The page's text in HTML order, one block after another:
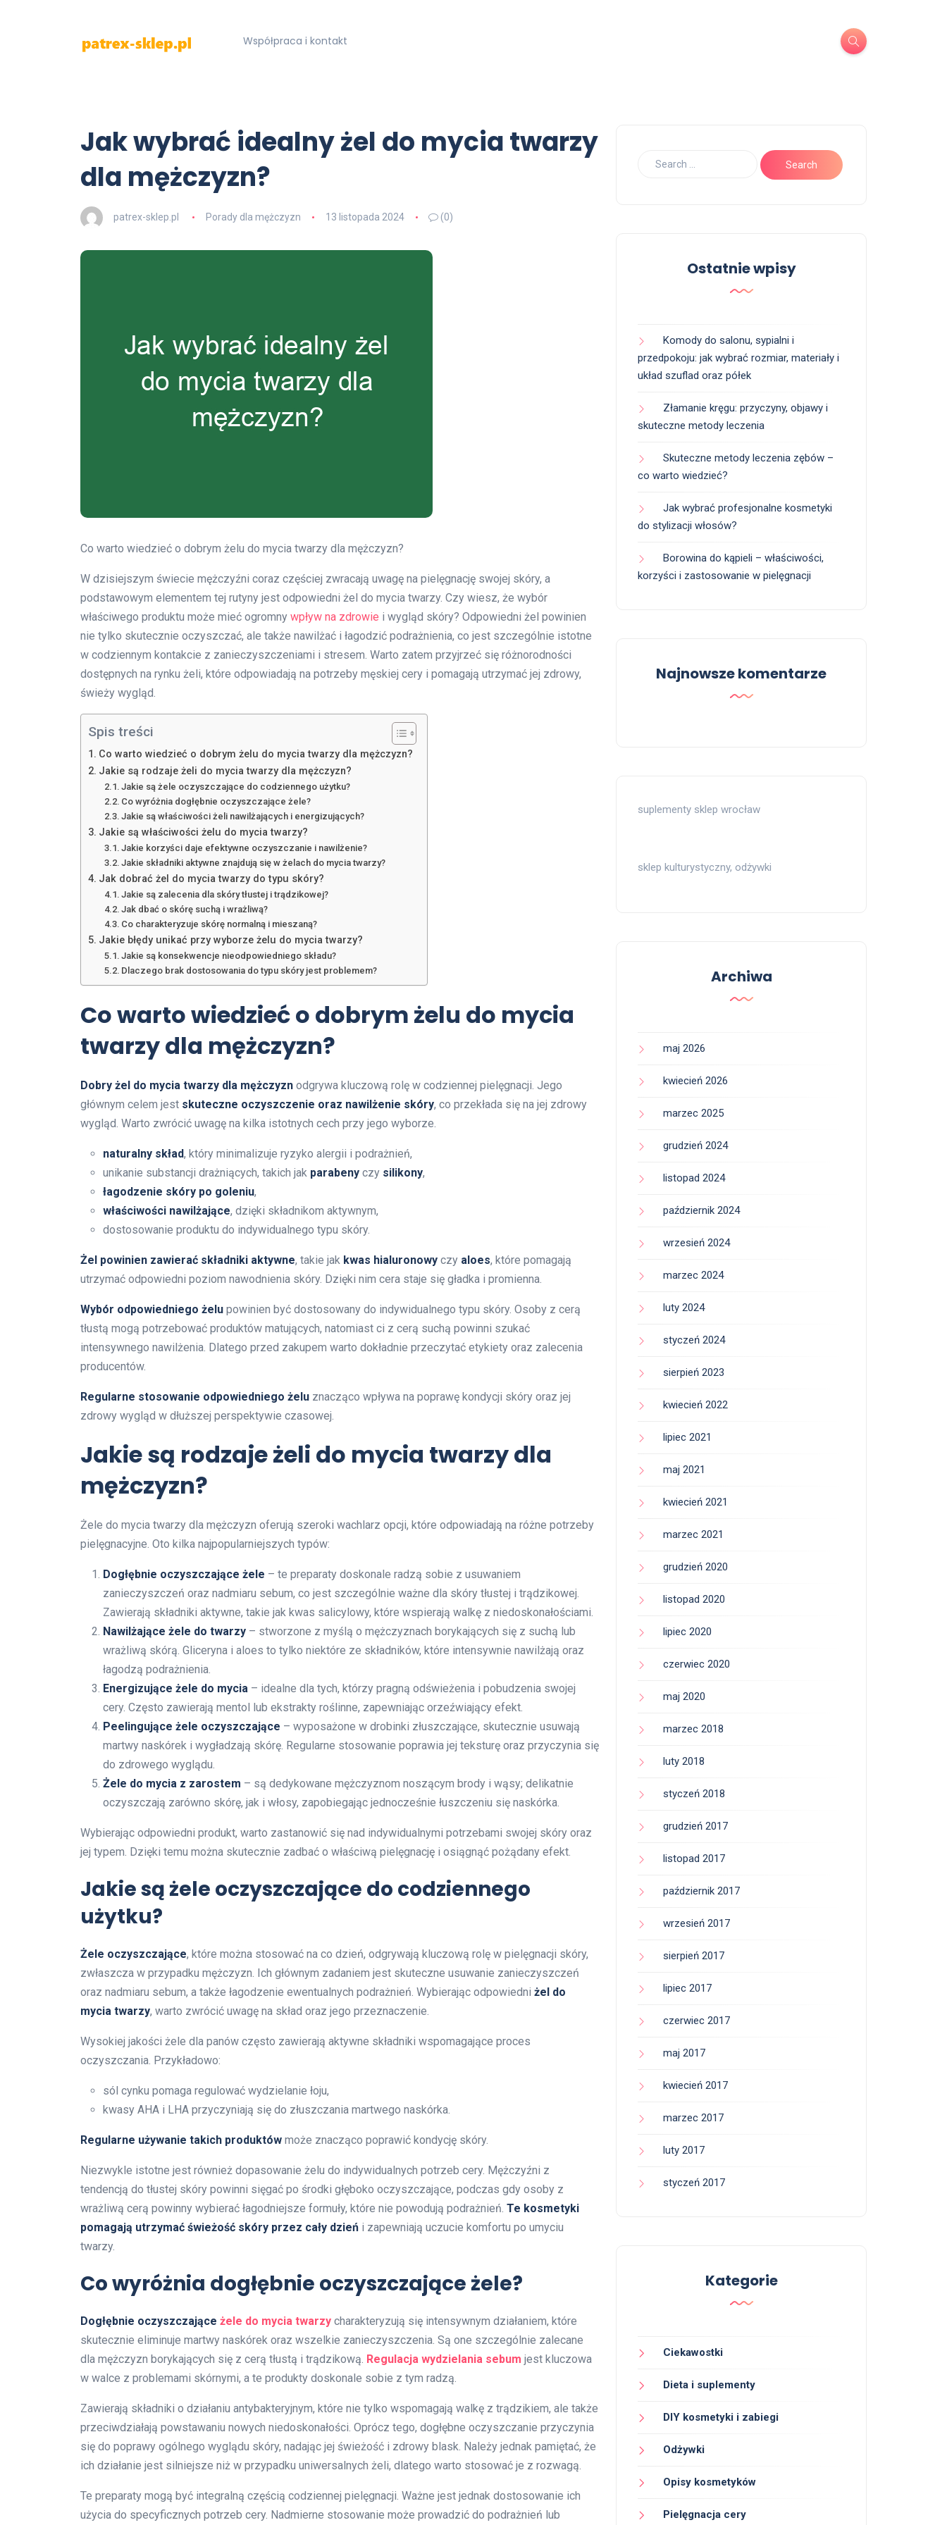
Współpraca i kontakt
Jak wybrać idealny żel do mycia twarzy
dla mężczyzn?
patrex-sklep.pl Porady dla mężczyzn 13 listopada 2024 (0)
Co warto wiedzieć o dobrym żelu do mycia twarzy dla mężczyzn?
W dzisiejszym świecie mężczyźni coraz częściej zwracają uwagę na pielęgnację swojej skóry, a
podstawowym elementem tej rutyny jest odpowiedni żel do mycia twarzy. Czy wiesz, że wybór
właściwego produktu może mieć ogromny wpływ na zdrowie i wygląd skóry? Odpowiedni żel powinien
nie tylko skutecznie oczyszczać, ale także nawilżać i łagodzić podrażnienia, co jest szczególnie istotne
w codziennym kontakcie z zanieczyszczeniami i stresem. Warto zatem przyjrzeć się różnorodności
dostępnych na rynku żeli, które odpowiadają na potrzeby męskiej cery i pomagają utrzymać jej zdrowy,
świeży wygląd.
Spis treści
Co warto wiedzieć o dobrym żelu do mycia twarzy dla mężczyzn?
Jakie są rodzaje żeli do mycia twarzy dla mężczyzn?
Jakie są żele oczyszczające do codziennego użytku?
Co wyróżnia dogłębnie oczyszczające żele?
Jakie są właściwości żeli nawilżających i energizujących?
Jakie są właściwości żelu do mycia twarzy?
Jakie korzyści daje efektywne oczyszczanie i nawilżenie?
Jakie składniki aktywne znajdują się w żelach do mycia twarzy?
Jak dobrać żel do mycia twarzy do typu skóry?
Jakie są zalecenia dla skóry tłustej i trądzikowej?
Jak dbać o skórę suchą i wrażliwą?
Co charakteryzuje skórę normalną i mieszaną?
Jakie błędy unikać przy wyborze żelu do mycia twarzy?
Jakie są konsekwencje nieodpowiedniego składu?
Dlaczego brak dostosowania do typu skóry jest problemem?
Co warto wiedzieć o dobrym żelu do mycia
twarzy dla mężczyzn?
Dobry żel do mycia twarzy dla mężczyzn odgrywa kluczową rolę w codziennej pielęgnacji. Jego
głównym celem jest skuteczne oczyszczenie oraz nawilżenie skóry, co przekłada się na jej zdrowy
wygląd. Warto zwrócić uwagę na kilka istotnych cech przy jego wyborze.
naturalny skład, który minimalizuje ryzyko alergii i podrażnień,
unikanie substancji drażniących, takich jak parabeny czy silikony,
łagodzenie skóry po goleniu,
właściwości nawilżające, dzięki składnikom aktywnym,
dostosowanie produktu do indywidualnego typu skóry.
Żel powinien zawierać składniki aktywne, takie jak kwas hialuronowy czy aloes, które pomagają
utrzymać odpowiedni poziom nawodnienia skóry. Dzięki nim cera staje się gładka i promienna.
Wybór odpowiedniego żelu powinien być dostosowany do indywidualnego typu skóry. Osoby z cerą
tłustą mogą potrzebować produktów matujących, natomiast ci z cerą suchą powinni szukać
intensywnego nawilżenia. Dlatego przed zakupem warto dokładnie przeczytać etykiety oraz zalecenia
producentów.
Regularne stosowanie odpowiedniego żelu znacząco wpływa na poprawę kondycji skóry oraz jej
zdrowy wygląd w dłuższej perspektywie czasowej.
Jakie są rodzaje żeli do mycia twarzy dla
mężczyzn?
Żele do mycia twarzy dla mężczyzn oferują szeroki wachlarz opcji, które odpowiadają na różne potrzeby
pielęgnacyjne. Oto kilka najpopularniejszych typów:
Dogłębnie oczyszczające żele – te preparaty doskonale radzą sobie z usuwaniem
zanieczyszczeń oraz nadmiaru sebum, co jest szczególnie ważne dla skóry tłustej i trądzikowej.
Zawierają składniki aktywne, takie jak kwas salicylowy, które wspierają walkę z niedoskonałościami.
Nawilżające żele do twarzy – stworzone z myślą o mężczyznach borykających się z suchą lub
wrażliwą skórą. Gliceryna i aloes to tylko niektóre ze składników, które intensywnie nawilżają oraz
łagodzą podrażnienia.
Energizujące żele do mycia – idealne dla tych, którzy pragną odświeżenia i pobudzenia swojej
cery. Często zawierają mentol lub ekstrakty roślinne, zapewniając orzeźwiający efekt.
Peelingujące żele oczyszczające – wyposażone w drobinki złuszczające, skutecznie usuwają
martwy naskórek i wygładzają skórę. Regularne stosowanie poprawia jej teksturę oraz przyczynia się
do zdrowego wyglądu.
Żele do mycia z zarostem – są dedykowane mężczyznom noszącym brody i wąsy; delikatnie
oczyszczają zarówno skórę, jak i włosy, zapobiegając jednocześnie łuszczeniu się naskórka.
Wybierając odpowiedni produkt, warto zastanowić się nad indywidualnymi potrzebami swojej skóry oraz
jej typem. Dzięki temu można skutecznie zadbać o właściwą pielęgnację i osiągnąć pożądany efekt.
Jakie są żele oczyszczające do codziennego
użytku?
Żele oczyszczające, które można stosować na co dzień, odgrywają kluczową rolę w pielęgnacji skóry,
zwłaszcza w przypadku mężczyzn. Ich głównym zadaniem jest skuteczne usuwanie zanieczyszczeń
oraz nadmiaru sebum, a także łagodzenie ewentualnych podrażnień. Wybierając odpowiedni żel do
mycia twarzy, warto zwrócić uwagę na skład oraz jego przeznaczenie.
Wysokiej jakości żele dla panów często zawierają aktywne składniki wspomagające proces
oczyszczania. Przykładowo:
sól cynku pomaga regulować wydzielanie łoju,
kwasy AHA i LHA przyczyniają się do złuszczania martwego naskórka.
Regularne używanie takich produktów może znacząco poprawić kondycję skóry.
Niezwykle istotne jest również dopasowanie żelu do indywidualnych potrzeb cery. Mężczyźni z
tendencją do tłustej skóry powinni sięgać po środki głęboko oczyszczające, podczas gdy osoby z
wrażliwą cerą powinny wybierać łagodniejsze formuły, które nie powodują podrażnień. Te kosmetyki
pomagają utrzymać świeżość skóry przez cały dzień i zapewniają uczucie komfortu po umyciu
twarzy.
Co wyróżnia dogłębnie oczyszczające żele?
Dogłębnie oczyszczające żele do mycia twarzy charakteryzują się intensywnym działaniem, które
skutecznie eliminuje martwy naskórek oraz wszelkie zanieczyszczenia. Są one szczególnie zalecane
dla mężczyzn borykających się z cerą tłustą i trądzikową. Regulacja wydzielania sebum jest kluczowa
w walce z problemami skórnymi, a te produkty doskonale sobie z tym radzą.
Zawierają składniki o działaniu antybakteryjnym, które nie tylko wspomagają walkę z trądzikiem, ale także
przeciwdziałają powstawaniu nowych niedoskonałości. Oprócz tego, dogłębne oczyszczanie przyczynia
się do poprawy ogólnego wyglądu skóry, nadając jej świeżość i zdrowy blask. Należy jednak pamiętać, że
ich działanie jest silniejsze niż w przypadku uniwersalnych żeli, dlatego warto stosować je z rozwagą.
Te preparaty mogą być integralną częścią codziennej pielęgnacji. Ważne jest jednak dostosowanie ich
użycia do specyficznych potrzeb cery. Nadmierne stosowanie może prowadzić do podrażnień lub
Ostatnie wpisy
Komody do salonu, sypialni i
przedpokoju: jak wybrać rozmiar, materiały i
układ szuflad oraz półek
Złamanie kręgu: przyczyny, objawy i
skuteczne metody leczenia
Skuteczne metody leczenia zębów –
co warto wiedzieć?
Jak wybrać profesjonalne kosmetyki
do stylizacji włosów?
Borowina do kąpieli – właściwości,
korzyści i zastosowanie w pielęgnacji
Najnowsze komentarze
suplementy sklep wrocław
sklep kulturystyczny, odżywki
Archiwa
maj 2026
kwiecień 2026
marzec 2025
grudzień 2024
listopad 2024
październik 2024
wrzesień 2024
marzec 2024
luty 2024
styczeń 2024
sierpień 2023
kwiecień 2022
lipiec 2021
maj 2021
kwiecień 2021
marzec 2021
grudzień 2020
listopad 2020
lipiec 2020
czerwiec 2020
maj 2020
marzec 2018
luty 2018
styczeń 2018
grudzień 2017
listopad 2017
październik 2017
wrzesień 2017
sierpień 2017
lipiec 2017
czerwiec 2017
maj 2017
kwiecień 2017
marzec 2017
luty 2017
styczeń 2017
Kategorie
Ciekawostki
Dieta i suplementy
DIY kosmetyki i zabiegi
Odżywki
Opisy kosmetyków
Pielęgnacja cery